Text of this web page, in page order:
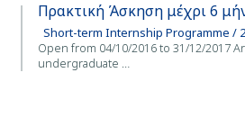
Πρακτική Άσκηση μέχρι 6
Short-term Internship Programme /
Open from 04/10/2016 to 31/12/2017
undergraduate …